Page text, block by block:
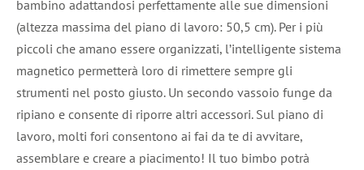
bambino adattandosi perfettamente alle sue dimensioni
(altezza massima del piano di lavoro: 50,5 cm). Per i più
piccoli che amano essere organizzati, l’intelligente sistema
magnetico permetterà loro di rimettere sempre gli
strumenti nel posto giusto. Un secondo vassoio funge da
ripiano e consente di riporre altri accessori. Sul piano di
lavoro, molti fori consentono ai fai da te di avvitare,
assemblare e creare a piacimento! Il tuo bimbo potrà